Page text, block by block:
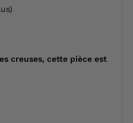
creuses, cette pièce est